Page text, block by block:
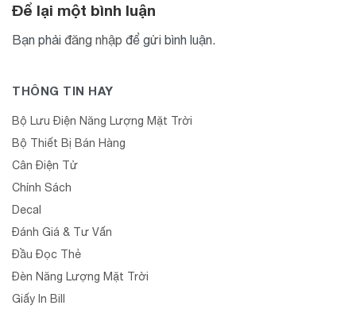
Để lại một bình luận
Bạn phải đăng nhập để gửi bình luận.
THÔNG TIN HAY
Bộ Lưu Điện Năng Lượng Mặt Trời
Bộ Thiết Bị Bán Hàng
Cân Điện Tử
Chính Sách
Decal
Đánh Giá & Tư Vấn
Đầu Đọc Thẻ
Đèn Năng Lượng Mặt Trời
Giấy In Bill